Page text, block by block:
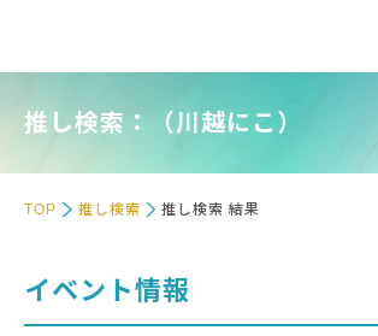
推し検索：（川越にこ）
TOP 推し検索 推し検索 結果
イベント情報